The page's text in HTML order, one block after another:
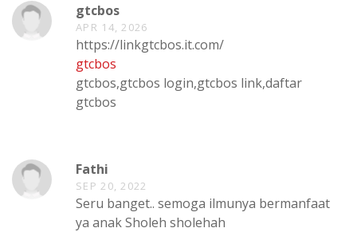
gtcbos
APR 14, 2026
https://linkgtcbos.it.com/
gtcbos
gtcbos,gtcbos login,gtcbos link,daftar
gtcbos
Fathi
SEP 20, 2022
Seru banget.. semoga ilmunya bermanfaat
ya anak Sholeh sholehah